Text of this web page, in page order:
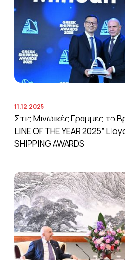
11.12.2025
Στις Μινωικές Γραμμές το
LINE OF THE YEAR 2025”
SHIPPING AWARDS